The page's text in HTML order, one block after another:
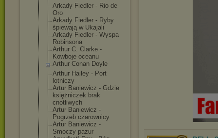
Arkady Fiedler - Rio de
Oro
Arkady Fiedler - Ryby
śpiewają w Ukajali
Arkady Fiedler - Wyspa
Robinsona
Arthur C. Clarke -
Kowboje oceanu
Arthur Conan Doyle
Arthur Hailey - Port
lotniczy
Artur Baniewicz - Gdzie
księżniczek brak
cnotliwych
Artur Baniewicz -
Pogrzeb czarownicy
Artur Baniewicz -
Smoczy pazur